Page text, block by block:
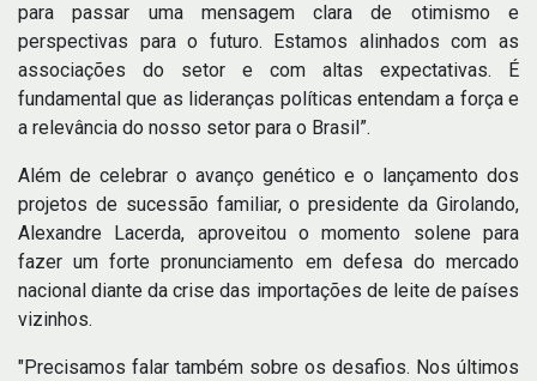
para passar uma mensagem clara de otimismo e
perspectivas para o futuro. Estamos alinhados com as
associações do setor e com altas expectativas. É
fundamental que as lideranças políticas entendam a força e
a relevância do nosso setor para o Brasil”.
Além de celebrar o avanço genético e o lançamento dos
projetos de sucessão familiar, o presidente da Girolando,
Alexandre Lacerda, aproveitou o momento solene para
fazer um forte pronunciamento em defesa do mercado
nacional diante da crise das importações de leite de países
vizinhos.
"Precisamos falar também sobre os desafios. Nos últimos